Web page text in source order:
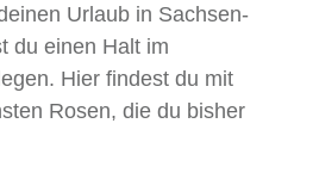
Urlaub in Sachsen-
du einen Halt im
Hier findest du mit
Rosen, die du bisher